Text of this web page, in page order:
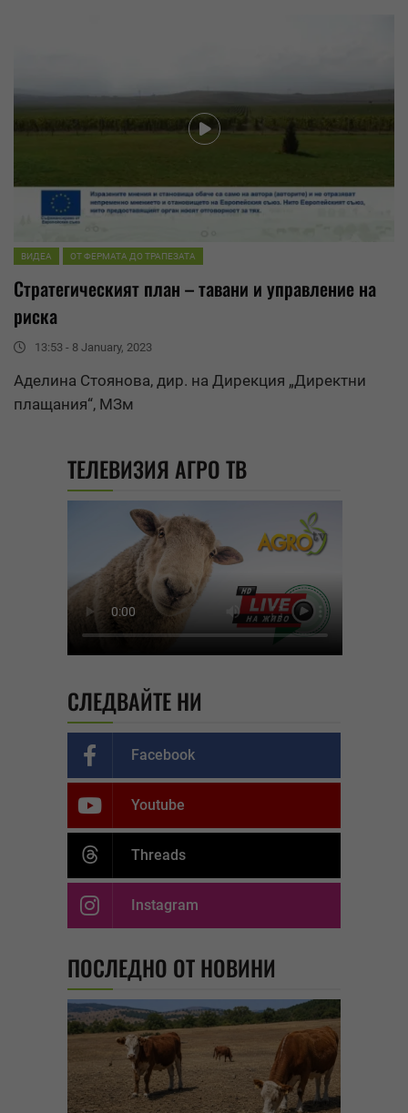
ВИДЕА ОТ ФЕРМАТА ДО ТРАПЕЗАТА
Стратегическият план – тавани и управление на
риска
13:53 - 8 January, 2023
Аделина Стоянова, дир. на Дирекция „Директни
плащания“, МЗм
ТЕЛЕВИЗИЯ АГРО ТВ
СЛЕДВАЙТЕ НИ
Facebook
Youtube
Threads
Instagram
ПОСЛЕДНО ОТ НОВИНИ